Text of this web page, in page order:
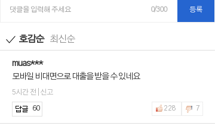
댓글을 입력해 주세요 0/300 등록
호감순 최신순
muas***
모바일 비대면으로 대출을 받을 수 있네요
5시간 전 | 신고
60 228 7